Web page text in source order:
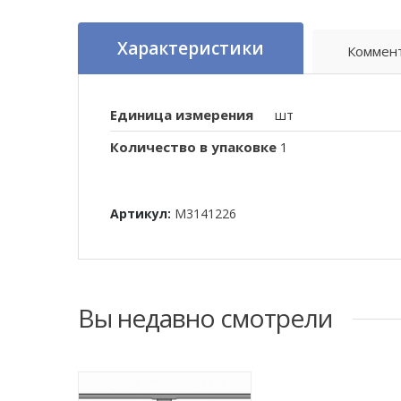
Характеристики
Единица измерения
шт
Количество в упаковке 1
Артикул: M3141226
Вы недавно смотрели